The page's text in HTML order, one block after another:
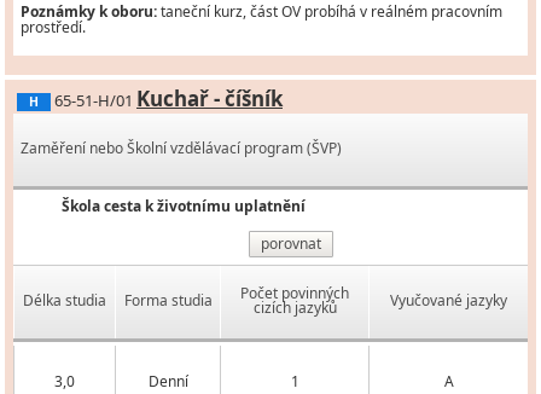
Poznámky k oboru:taneční kurz, část OV probíhá v reálném pracovním
prostředí.
H 65-51-H/01 Kuchař - číšník
Zaměření nebo Školní vzdělávací program (ŠVP)
Škola cesta k životnímu uplatnění
porovnat
Délka studia Forma studia Počet povinných
cizích jazyků Vyučované jazyky
3,0 Denní 1 A